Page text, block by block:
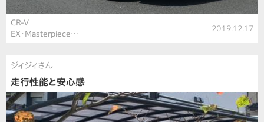
CR-V
EX・Masterpiece…
2019.12.17
ジィジィさん
走行性能と安心感